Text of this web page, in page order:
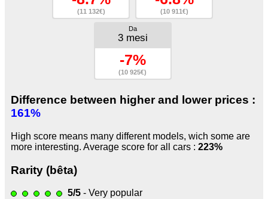
(11 132€) (10 911€)
Da
3 mesi
-7%
(10 925€)
Difference between higher and lower prices :
161%
High score means many different models, wich some are
more interesting. Average score for all cars : 223%
Rarity (bêta)
5/5 - Very popular